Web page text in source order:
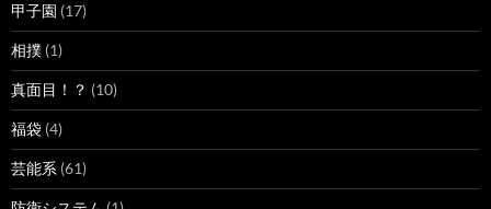
甲子園 (17)
相撲 (1)
真面目！？ (10)
福袋 (4)
芸能系 (61)